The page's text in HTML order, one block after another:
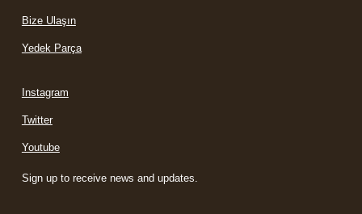
Bize Ulaşın
Yedek Parça
Instagram
Twitter
Youtube
Sign up to receive news and updates.